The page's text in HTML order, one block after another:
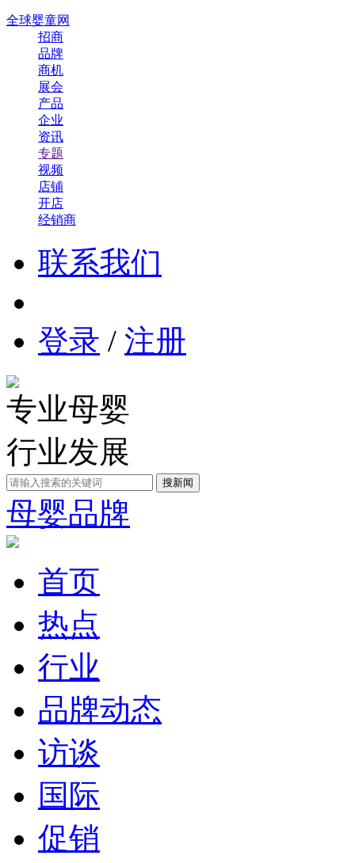
全球婴童网
招商
品牌
商机
展会
产品
企业
资讯
专题
视频
店铺
开店
经销商
联系我们
登录 / 注册
专业母婴
行业发展
母婴品牌
首页
热点
行业
品牌动态
访谈
国际
促销